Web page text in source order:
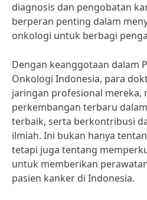
diagnosis dan pengobatan
berperan penting dalam
onkologi untuk berbagi
Dengan keanggotaan dalam
Onkologi Indonesia, para
jaringan profesional mereka,
perkembangan terbaru
terbaik, serta berkontribusi
ilmiah. Ini bukan hanya
tetapi juga tentang
untuk memberikan
pasien kanker di Indonesia.